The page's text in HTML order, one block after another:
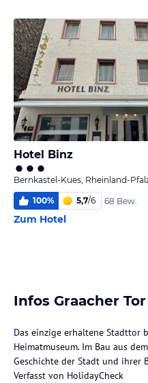
Hotel Binz
Bernkastel-Kues, Rheinland-
100% 5,7/6 68 Bew.
Zum Hotel
Infos Graacher
Das einzige erhaltene Stadttor
Heimatmuseum. Im Bau aus
Geschichte der Stadt und ihrer
Verfasst von HolidayCheck